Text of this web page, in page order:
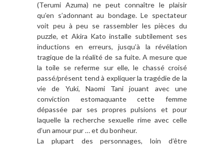
(Terumi Azuma) ne peut connaître le plaisir
qu’en s’adonnant au bondage. Le spectateur
voit peu à peu se rassembler les pièces du
puzzle, et Akira Kato installe subtilement ses
inductions en erreurs, jusqu’à la révélation
tragique de la réalité de sa fuite. A mesure que
la toile se referme sur elle, le chassé croisé
passé/présent tend à expliquer la tragédie de la
vie de Yuki, Naomi Tani jouant avec une
conviction estomaquante cette femme
dépassée par ses propres pulsions et pour
laquelle la recherche sexuelle rime avec celle
d’un amour pur … et du bonheur.
La plupart des personnages, loin d’être